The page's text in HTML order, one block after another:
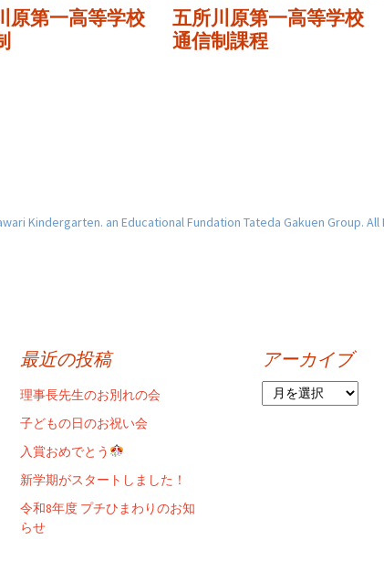
原第一高等学校
五所川原第一高等学校
通信制課程
Kindergarten. an Educational Fundation Tateda Gakuen Group.
最近の投稿
理事長先生のお別れの会
子どもの日のお祝い会
入賞おめでとう
新学期がスタートしました！
令和8年度 プチひまわりのお知
らせ
アーカイブ
ー